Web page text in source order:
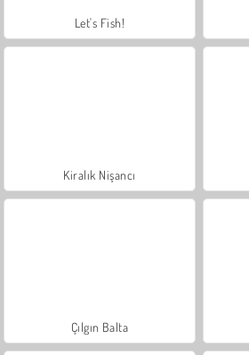
Let's Fish!
Kiralık Nişancı
Çılgın Balta